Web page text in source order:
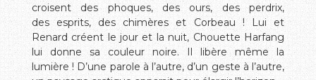
croisent des phoques, des ours, des perdrix,
des esprits, des chimères et Corbeau ! Lui et
Renard créent le jour et la nuit, Chouette Harfang
lui donne sa couleur noire. Il libère même la
lumière ! D’une parole à l’autre, d’un geste à l’autre,